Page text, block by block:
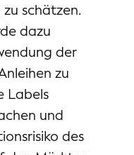
schätzen.
dazu
der
zu
Labels
und
des